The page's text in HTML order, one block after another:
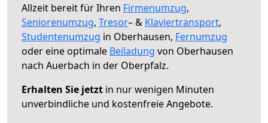
Allzeit bereit für Ihren Firmenumzug,
Seniorenumzug, Tresor– & Klaviertransport,
Studentenumzug in Oberhausen, Fernumzug
oder eine optimale Beiladung von Oberhausen
nach Auerbach in der Oberpfalz.
Erhalten Sie jetzt in nur wenigen Minuten
unverbindliche und kostenfreie Angebote.